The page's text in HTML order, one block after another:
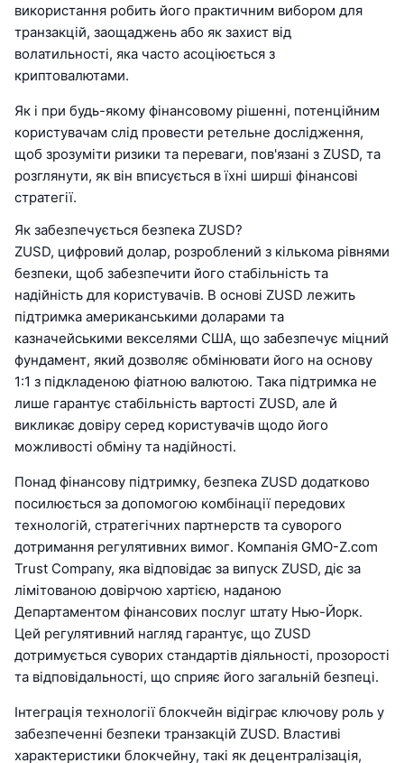
використання робить його практичним вибором для
транзакцій, заощаджень або як захист від
волатильності, яка часто асоціюється з
криптовалютами.
Як і при будь-якому фінансовому рішенні, потенційним
користувачам слід провести ретельне дослідження,
щоб зрозуміти ризики та переваги, пов'язані з ZUSD, та
розглянути, як він вписується в їхні ширші фінансові
стратегії.
Як забезпечується безпека ZUSD?
ZUSD, цифровий долар, розроблений з кількома рівнями
безпеки, щоб забезпечити його стабільність та
надійність для користувачів. В основі ZUSD лежить
підтримка американськими доларами та
казначейськими векселями США, що забезпечує міцний
фундамент, який дозволяє обмінювати його на основу
1:1 з підкладеною фіатною валютою. Така підтримка не
лише гарантує стабільність вартості ZUSD, але й
викликає довіру серед користувачів щодо його
можливості обміну та надійності.
Понад фінансову підтримку, безпека ZUSD додатково
посилюється за допомогою комбінації передових
технологій, стратегічних партнерств та суворого
дотримання регулятивних вимог. Компанія GMO-Z.com
Trust Company, яка відповідає за випуск ZUSD, діє за
лімітованою довірчою хартією, наданою
Департаментом фінансових послуг штату Нью-Йорк.
Цей регулятивний нагляд гарантує, що ZUSD
дотримується суворих стандартів діяльності, прозорості
та відповідальності, що сприяє його загальній безпеці.
Інтеграція технології блокчейн відіграє ключову роль у
забезпеченні безпеки транзакцій ZUSD. Властиві
характеристики блокчейну, такі як децентралізація,